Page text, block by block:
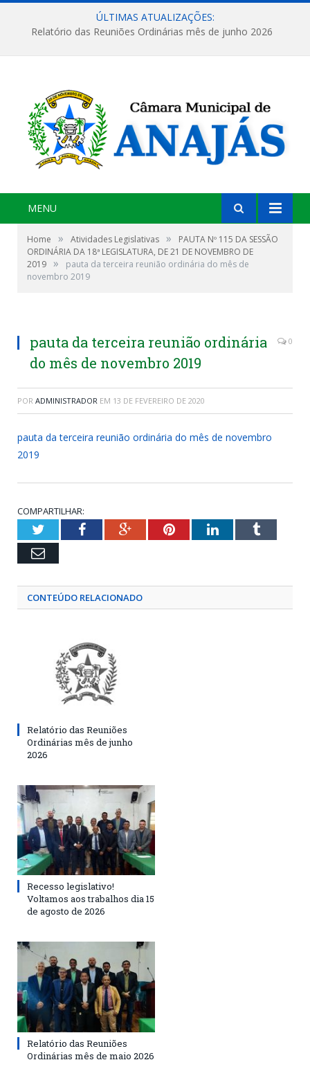
ÚLTIMAS ATUALIZAÇÕES:
Relatório das Reuniões Ordinárias mês de junho 2026
MENU
Home » Atividades Legislativas »
PAUTA Nº 115 DA SESSÃO
ORDINÁRIA DA 18ª LEGISLATURA, DE 21 DE NOVEMBRO DE
2019 »
pauta da terceira reunião ordinária do mês de
novembro 2019
pauta da terceira reunião ordinária
do mês de novembro 2019
0
POR ADMINISTRADOR EM 13 DE FEVEREIRO DE 2020
pauta da terceira reunião ordinária do mês de novembro
2019
COMPARTILHAR:
TwitterFacebookGoogle+PinterestLinkedInTumblr
Email
CONTEÚDO RELACIONADO
Relatório das Reuniões
Ordinárias mês de junho
2026
Recesso legislativo!
Voltamos aos trabalhos dia 15
de agosto de 2026
Relatório das Reuniões
Ordinárias mês de maio 2026